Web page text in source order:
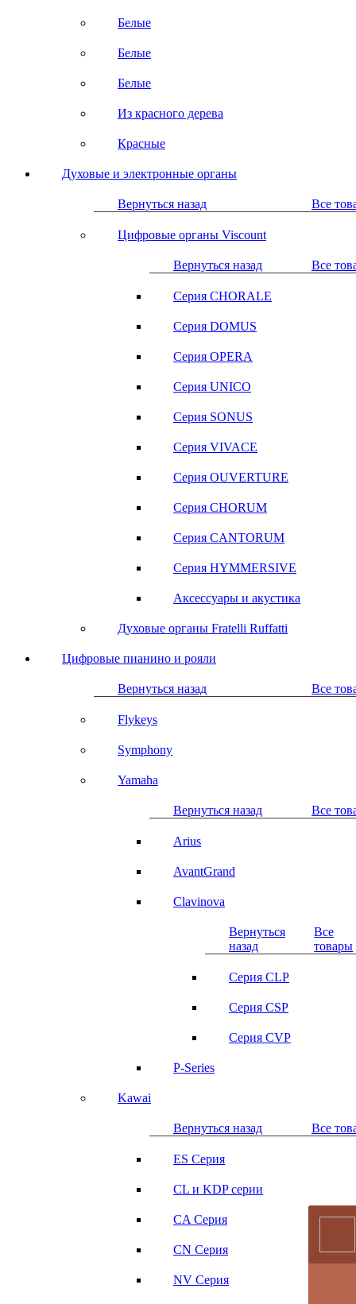
Белые
Белые
Белые
Из красного дерева
Красные
Духовые и электронные органы
Вернуться назад Все
Цифровые органы Viscount
Вернуться назад Все
Серия CHORALE
Серия DOMUS
Серия OPERA
Серия UNICO
Серия SONUS
Серия VIVACE
Серия OUVERTURE
Серия CHORUM
Серия CANTORUM
Серия HYMMERSIVE
Аксессуары и акустика
Духовые органы Fratelli Ruffatti
Цифровые пианино и рояли
Вернуться назад Все
Flykeys
Symphony
Yamaha
Вернуться назад Все
Arius
AvantGrand
Clavinova
Вернуться
назад
Все
товары
Серия CLP
Серия CSP
Серия CVP
P-Series
Kawai
Вернуться назад Все
ES Серия
CL и KDP серии
CA Серия
CN Серия
NV Серия